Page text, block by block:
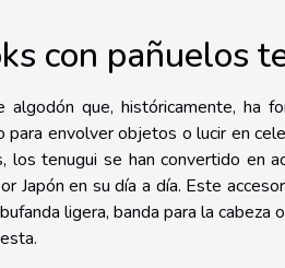
con pañuelos
que, históricamente, ha
envolver objetos o lucir en
los tenugui se han convertido en
Japón en su día a día. Este
ligera, banda para la cabeza